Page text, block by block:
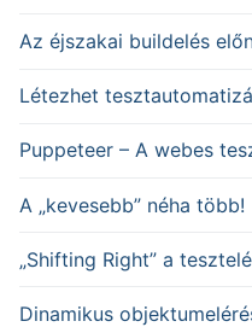
Az éjszakai buildelés
Létezhet
Puppeteer – A webes
A „kevesebb” néha több!
„Shifting Right” a
Dinamikus